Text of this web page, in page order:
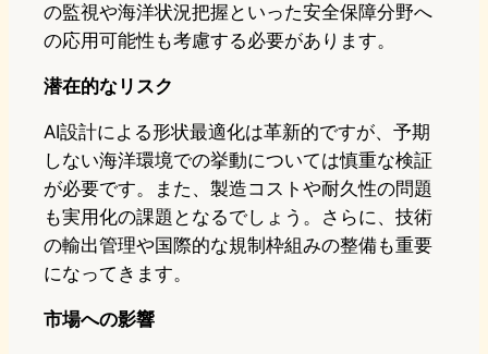
の監視や海洋状況把握といった安全保障分野へ
の応用可能性も考慮する必要があります。
潜在的なリスク
AI設計による形状最適化は革新的ですが、予期
しない海洋環境での挙動については慎重な検証
が必要です。また、製造コストや耐久性の問題
も実用化の課題となるでしょう。さらに、技術
の輸出管理や国際的な規制枠組みの整備も重要
になってきます。
市場への影響